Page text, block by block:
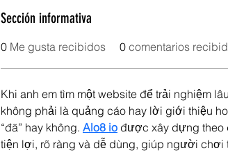
Sección informativa
0 Me gusta recibidos 0 comentarios
Khi anh em tìm một website để trải nghiệm
không phải là quảng cáo hay lời giới thiệu
“đã” hay không. Alo8 io được xây dựng theo
tiện lợi, rõ ràng và dễ dùng, giúp người chơi